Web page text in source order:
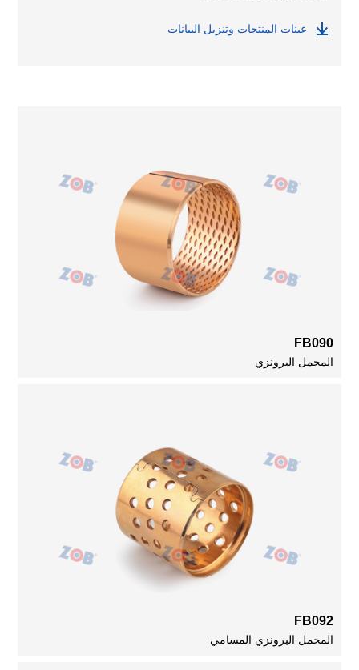
عينات المنتجات وتنزيل البيانات
FB090
المحمل البرونزي
FB092
المحمل البرونزي المسامي